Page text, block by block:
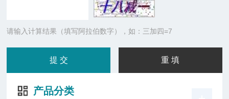
请输入计算结果（填写阿拉伯数字），如：三加四=7
产品分类